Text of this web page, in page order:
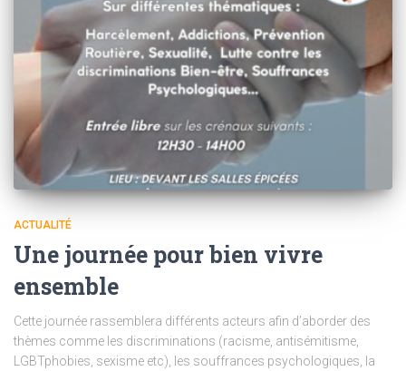
ACTUALITÉ
Une journée pour bien vivre
ensemble
Cette journée rassemblera différents acteurs afin d’aborder des
thèmes comme les discriminations (racisme, antisémitisme,
LGBTphobies, sexisme etc), les souffrances psychologiques, la